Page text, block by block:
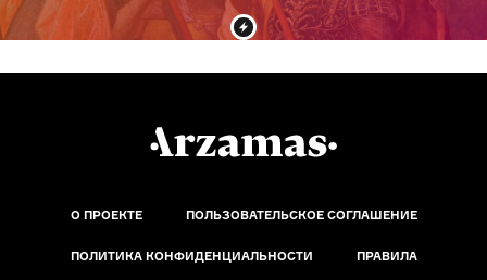
О ПРОЕКТЕ ПОЛЬЗОВАТЕЛЬСКОЕ СОГЛАШЕНИЕ
ПОЛИТИКА КОНФИДЕНЦИАЛЬНОСТИ ПРАВИЛА